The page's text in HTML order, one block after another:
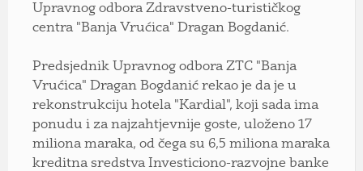
Upravnog odbora Zdravstveno-turističkog
centra "Banja Vrućica" Dragan Bogdanić.
Predsjednik Upravnog odbora ZTC "Banja
Vrućica" Dragan Bogdanić rekao je da je u
rekonstrukciju hotela "Kardial", koji sada ima
ponudu i za najzahtjevnije goste, uloženo 17
miliona maraka, od čega su 6,5 miliona maraka
kreditna sredstva Investiciono-razvojne banke